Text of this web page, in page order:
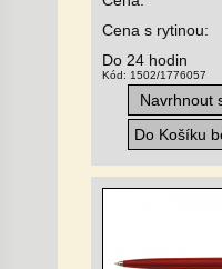
Cena s rytinou:
Do 24 hodin
Kód: 1502/1776057
Navrhnout
Do Košíku